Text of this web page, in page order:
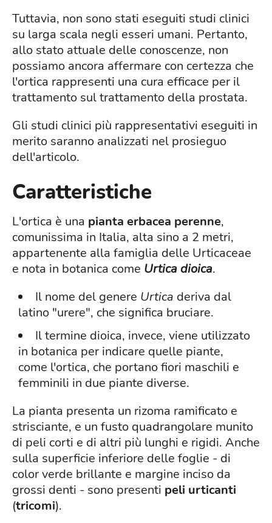
Tuttavia, non sono stati eseguiti studi clinici
su larga scala negli esseri umani. Pertanto,
allo stato attuale delle conoscenze, non
possiamo ancora affermare con certezza che
l'ortica rappresenti una cura efficace per il
trattamento sul trattamento della prostata.
Gli studi clinici più rappresentativi eseguiti in
merito saranno analizzati nel prosieguo
dell'articolo.
Caratteristiche
L'ortica è una pianta erbacea perenne,
comunissima in Italia, alta sino a 2 metri,
appartenente alla famiglia delle Urticaceae
e nota in botanica come Urtica dioica.
Il nome del genere Urtica deriva dal
latino "urere", che significa bruciare.
Il termine dioica, invece, viene utilizzato
in botanica per indicare quelle piante,
come l'ortica, che portano fiori maschili e
femminili in due piante diverse.
La pianta presenta un rizoma ramificato e
strisciante, e un fusto quadrangolare munito
di peli corti e di altri più lunghi e rigidi. Anche
sulla superficie inferiore delle foglie - di
color verde brillante e margine inciso da
grossi denti - sono presenti peli urticanti
(tricomi).